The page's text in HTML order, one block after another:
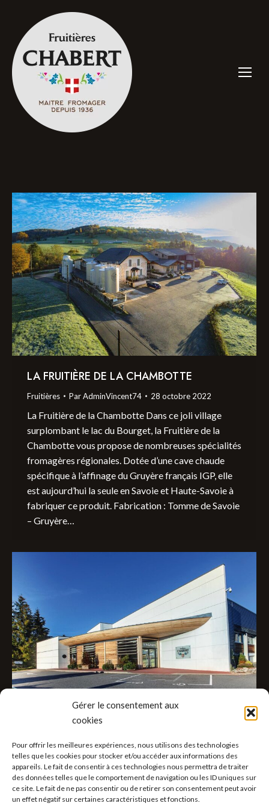
Gérer le consentement aux
cookies
Pour offrir les meilleures expériences, nous utilisons des technologies
telles que les cookies pour stocker et/ou accéder aux informations des
appareils. Le fait de consentir à ces technologies nous permettra de traiter
des données telles que le comportement de navigation ou les ID uniques sur
ce site. Le fait de ne pas consentir ou de retirer son consentement peut avoir
un effet négatif sur certaines caractéristiques et fonctions.
LA FRUITIÈRE DE LA CHAMBOTTE
Fruitières ParAdminVincent74 28 octobre 2022
La Fruitière de la Chambotte Dans ce joli village
surplombant le lac du Bourget, la Fruitière de la
Chambotte vous propose de nombreuses spécialités
fromagères régionales. Dotée d’une cave chaude
spécifique à l’affinage du Gruyère français IGP, elle
est aujourd’hui la seule en Savoie et Haute-Savoie à
fabriquer ce produit. Fabrication : Tomme de Savoie
– Gruyère…
Fruitières ParAdminVincent74 28 octobre 2022
La fruitière du Val de Fier Située au cœur de
l’Albanais, la fruitière du Val de Fier est la première
fruitière acquise par la famille Chabert en 1967.